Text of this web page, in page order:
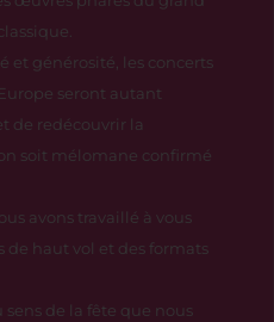
et générosité, les concerts
seront autant
de redécouvrir la
soit mélomane confirmé
avons travaillé à vous
de haut vol et des formats
sens de la fête que nous